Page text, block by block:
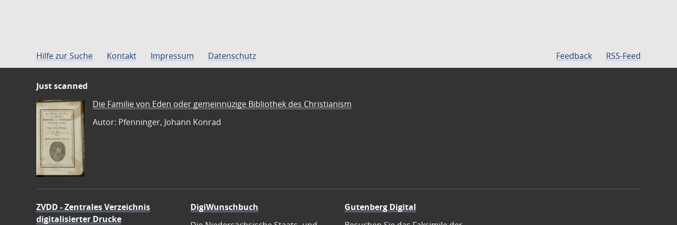
Hilfe zur Suche Kontakt Impressum Datenschutz Feedback RSS-Feed
Just scanned
Die Familie von Eden oder gemeinnüzige Bibliothek des Christianism
Autor: Pfenninger, Johann Konrad
ZVDD - Zentrales Verzeichnis
digitalisierter Drucke
DigiWunschbuch
Gutenberg Digital